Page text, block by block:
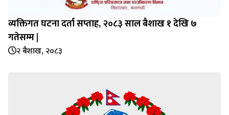
व्यक्तिगत घटना दर्ता सप्‍ताह, २०८३ साल बैशाख १ देखि ७
गतेसम्म |
२ बैशाख, २०८३